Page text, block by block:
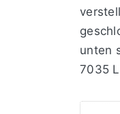
unten
7035